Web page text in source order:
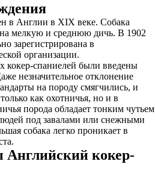
в Англии в XIX веке. Собака
на мелкую и среднюю дичь. В 1902
зарегистрирована в
организации.
кокер-спаниелей были введены
незначительное отклонение
на породу смягчились, и
как охотничья, но и в
порода обладает тонким чутьем
под завалами или снежными
собака легко проникает в
Английский кокер-